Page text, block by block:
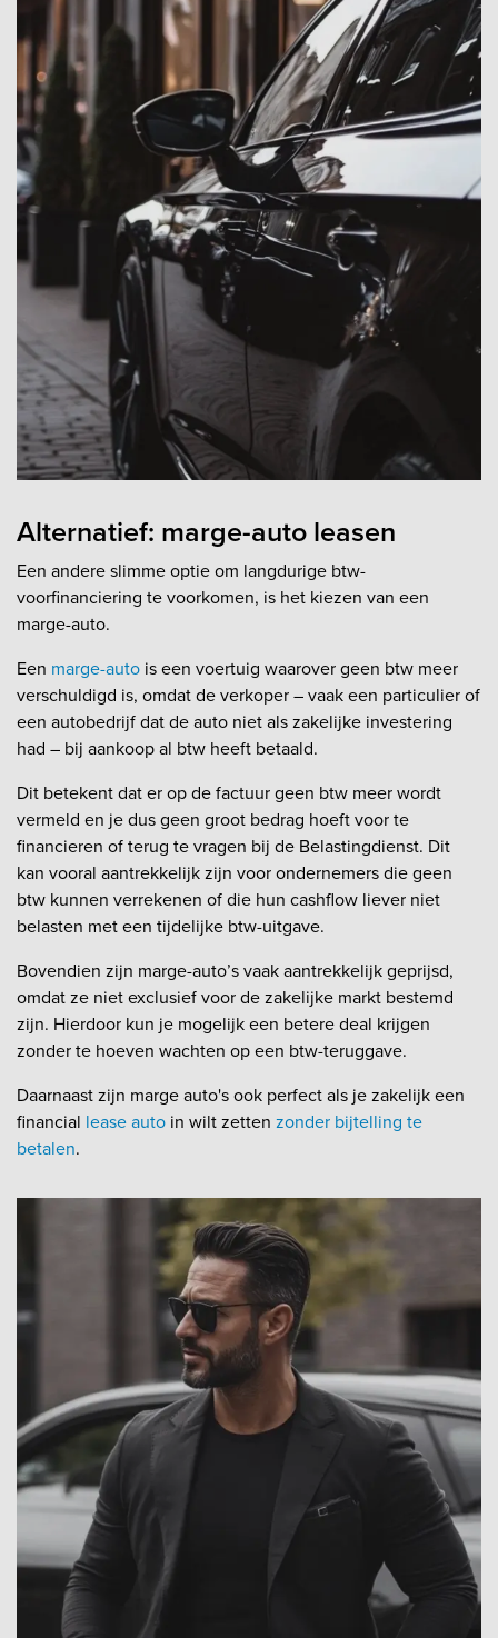
Alternatief: marge-auto leasen
Een andere slimme optie om langdurige btw-
voorfinanciering te voorkomen, is het kiezen van een
marge-auto.
Een marge-auto is een voertuig waarover geen btw meer
verschuldigd is, omdat de verkoper – vaak een particulier of
een autobedrijf dat de auto niet als zakelijke investering
had – bij aankoop al btw heeft betaald.
Dit betekent dat er op de factuur geen btw meer wordt
vermeld en je dus geen groot bedrag hoeft voor te
financieren of terug te vragen bij de Belastingdienst. Dit
kan vooral aantrekkelijk zijn voor ondernemers die geen
btw kunnen verrekenen of die hun cashflow liever niet
belasten met een tijdelijke btw-uitgave.
Bovendien zijn marge-auto’s vaak aantrekkelijk geprijsd,
omdat ze niet exclusief voor de zakelijke markt bestemd
zijn. Hierdoor kun je mogelijk een betere deal krijgen
zonder te hoeven wachten op een btw-teruggave.
Daarnaast zijn marge auto's ook perfect als je zakelijk een
financial lease auto in wilt zetten zonder bijtelling te
betalen.